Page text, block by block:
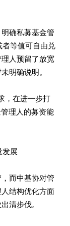
确私募基金管
者等值可自由兑
人预留了放宽
明确说明。
，在进一步打
理人的募资能
发展
而中基协对管
结构优化方面
清步伐。